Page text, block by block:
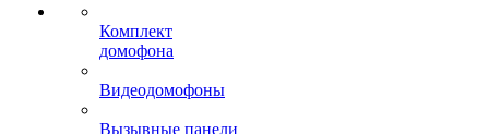
Комплект
домофона
Видеодомофоны
Вызывные панели